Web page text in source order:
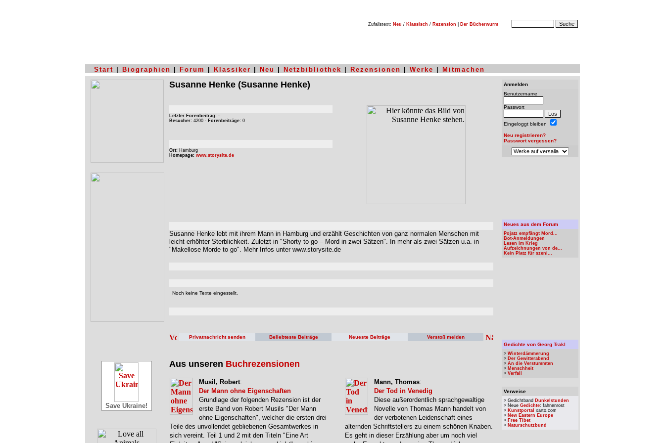
Zufallstext: Neu / Klassisch / Rezension Der Bücherwurm
Start Biographien Forum Klassiker Neu Netzbibliothek Rezensionen Werke Mitmachen
Save Ukraine!
Susanne Henke (Susanne Henke)
Letzter Forenbeitrag: -
Besucher: 4200 - Forenbeiträge: 0
Ort: Hamburg
Homepage: www.storysite.de
Susanne Henke lebt mit ihrem Mann in Hamburg und erzählt Geschichten von ganz normalen Menschen mit
leicht erhöhter Sterblichkeit. Zuletzt in "Shorty to go – Mord in zwei Sätzen". In mehr als zwei Sätzen u.a. in
"Makellose Morde to go". Mehr Infos unter www.storysite.de
Noch keine Texte eingestellt.
Privatnachricht senden Beliebteste Beiträge Neueste Beiträge Verstoß melden
Aus unseren Buchrezensionen
Musil, Robert:
Der Mann ohne Eigenschaften
Grundlage der folgenden Rezension ist der
erste Band von Robert Musils "Der Mann
ohne Eigenschaften", welcher die ersten drei
Teile des unvollendet gebliebenen Gesamtwerkes in
sich vereint. Teil 1 und 2 mit den Titeln "Eine Art
Mann, Thomas:
Der Tod in Venedig
Diese außerordentlich sprachgewaltige
Novelle von Thomas Mann handelt von
der verbotenen Leidenschaft eines
alternden Schriftstellers zu einem schönen Knaben.
Es geht in dieser Erzählung aber um noch viel
Anmelden
Benutzername
Passwort
Eingeloggt bleiben
Neu registrieren?
Passwort vergessen?
Neues aus dem Forum
Pojatz empfängt Mord...
Bot-Anmeldungen
Lesen im Krieg
Aufzeichnungen von de...
Kein Platz für szeni...
Gedichte von Georg Trakl
> Winterdämmerung
> Der Gewitterabend
> An die Verstummten
> Menschheit
> Verfall
Verweise
> Gedichtband Dunkelstunden
> Neue Gedichte: fahnenrost
> Kunstportal xarto.com
> New Eastern Europe
> Free Tibet
> Naturschutzbund